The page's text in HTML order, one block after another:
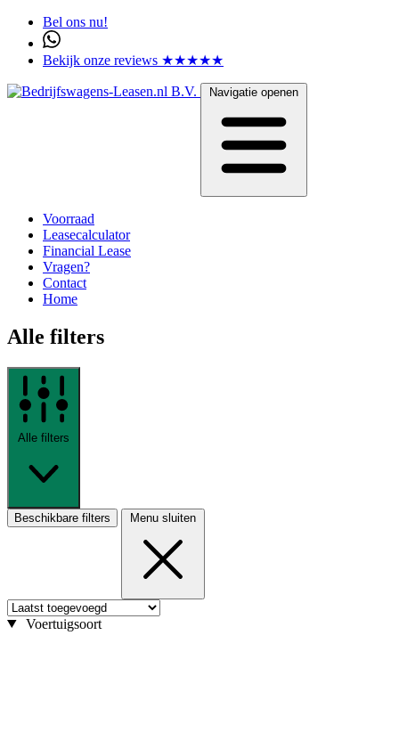
Bel ons nu!
Bekijk onze reviews ★★★★★
Navigatie openen
Voorraad
Leasecalculator
Financial Lease
Vragen?
Contact
Home
Alle filters
Alle filters
Beschikbare filters Menu sluiten
Voertuigsoort